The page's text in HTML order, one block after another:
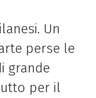
Un
perse le
grande
per il